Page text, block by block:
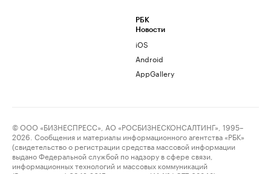
РБК
Новости
iOS
Android
AppGallery
© ООО «БИЗНЕСПРЕСС», АО «РОСБИЗНЕСКОНСАЛТИНГ», 1995–
2026. Сообщения и материалы информационного агентства «РБК»
(свидетельство о регистрации средства массовой информации
выдано Федеральной службой по надзору в сфере связи,
информационных технологий и массовых коммуникаций